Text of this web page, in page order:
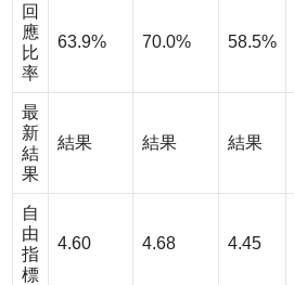
回
應
比
率
63.9% 70.0% 58.5%
最
新
結
果
結果 結果 結果
自
由
指
標
4.60 4.68 4.45